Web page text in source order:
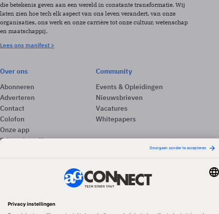
die betekenis geven aan een wereld in constante transformatie. Wij
laten zien hoe tech elk aspect van ons leven verandert, van onze
organisaties, ons werk en onze carrière tot onze cultuur, wetenschap
en maatschappij.
Lees ons manifest >
Over ons
Abonneren
Adverteren
Contact
Colofon
Onze app
Privacyinstellingen
Community
Events & Opleidingen
Nieuwsbrieven
Vacatures
Whitepapers
Redactionele partner